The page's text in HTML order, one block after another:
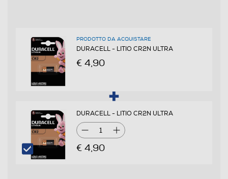
Clicca qui
PRODOTTO DA ACQUISTARE
DURACELL - LITIO CR2N ULTRA
€ 4,90
DURACELL - LITIO CR2N ULTRA
1
€ 4,90